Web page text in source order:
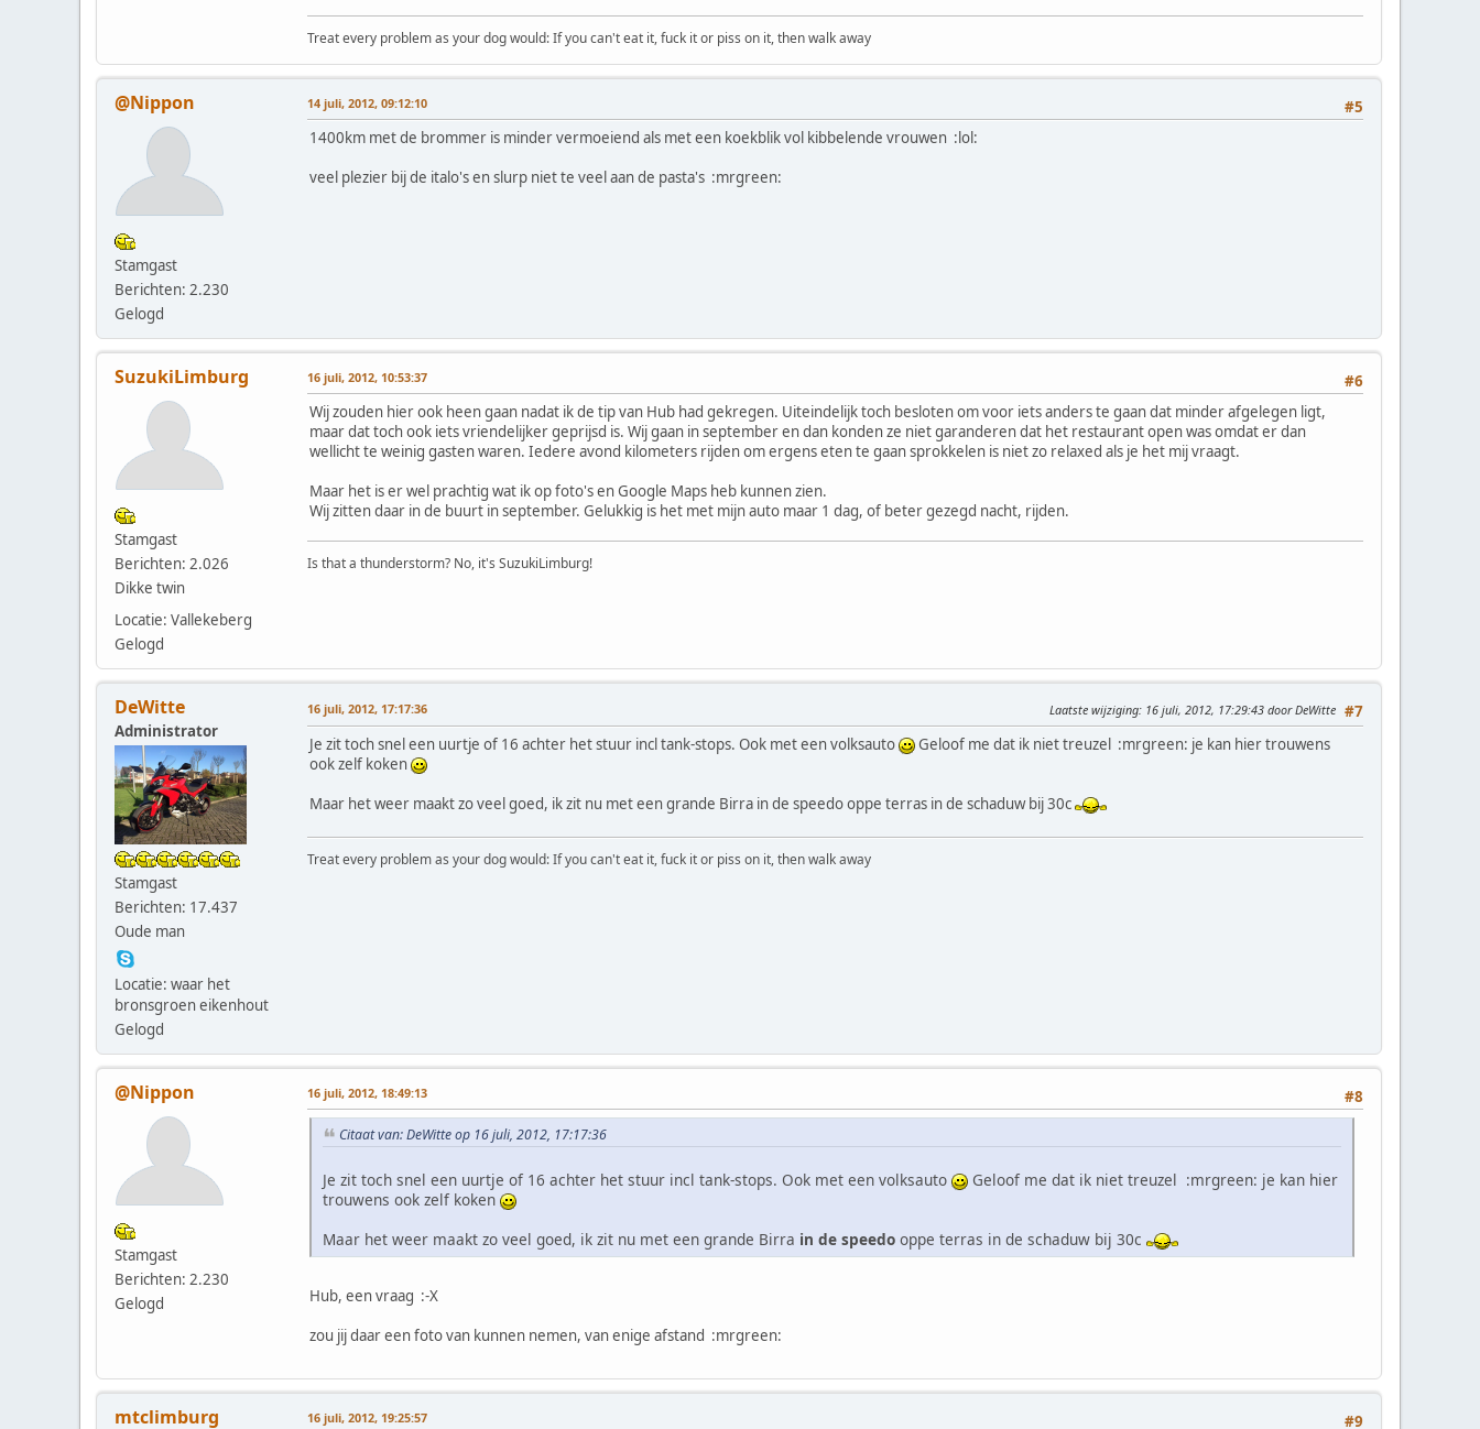
Treat every problem as your dog would: If you can't eat it, fuck it or piss on it, then walk away
@Nippon
Stamgast
Berichten: 2.230
Gelogd
#5
14 juli, 2012, 09:12:10
1400km met de brommer is minder vermoeiend als met een koekblik vol kibbelende vrouwen :lol:
veel plezier bij de italo's en slurp niet te veel aan de pasta's :mrgreen:
SuzukiLimburg
Stamgast
Berichten: 2.026
Dikke twin
Locatie: Vallekeberg
Gelogd
#6
16 juli, 2012, 10:53:37
Wij zouden hier ook heen gaan nadat ik de tip van Hub had gekregen. Uiteindelijk toch besloten om voor iets anders te gaan dat minder afgelegen ligt,
maar dat toch ook iets vriendelijker geprijsd is. Wij gaan in september en dan konden ze niet garanderen dat het restaurant open was omdat er dan
wellicht te weinig gasten waren. Iedere avond kilometers rijden om ergens eten te gaan sprokkelen is niet zo relaxed als je het mij vraagt.
Maar het is er wel prachtig wat ik op foto's en Google Maps heb kunnen zien.
Wij zitten daar in de buurt in september. Gelukkig is het met mijn auto maar 1 dag, of beter gezegd nacht, rijden.
Is that a thunderstorm? No, it's SuzukiLimburg!
DeWitte
Administrator
Stamgast
Berichten: 17.437
Oude man
Locatie: waar het
bronsgroen eikenhout
Gelogd
#7
16 juli, 2012, 17:17:36 Laatste wijziging: 16 juli, 2012, 17:29:43 door DeWitte
Je zit toch snel een uurtje of 16 achter het stuur incl tank-stops. Ook met een volksauto
Geloof me dat ik niet treuzel :mrgreen: je kan hier trouwens
ook zelf koken
Maar het weer maakt zo veel goed, ik zit nu met een grande Birra in de speedo oppe terras in de schaduw bij 30c
Treat every problem as your dog would: If you can't eat it, fuck it or piss on it, then walk away
@Nippon
Stamgast
Berichten: 2.230
Gelogd
#8
16 juli, 2012, 18:49:13
Citaat van: DeWitte op 16 juli, 2012, 17:17:36
Je zit toch snel een uurtje of 16 achter het stuur incl tank-stops. Ook met een volksauto
Geloof me dat ik niet treuzel :mrgreen: je kan hier
trouwens ook zelf koken
Maar het weer maakt zo veel goed, ik zit nu met een grande Birra in de speedo oppe terras in de schaduw bij 30c
Hub, een vraag :-X
zou jij daar een foto van kunnen nemen, van enige afstand :mrgreen:
mtclimburg #9
16 juli, 2012, 19:25:57